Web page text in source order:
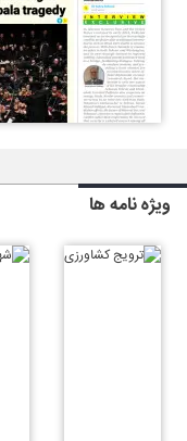
ویژه نامه ها